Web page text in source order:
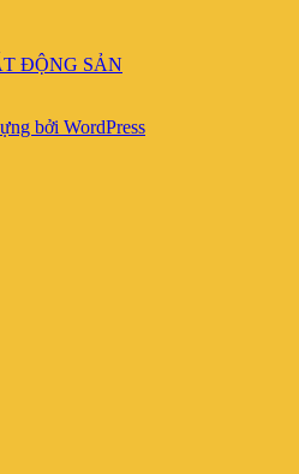
ĐỘNG SẢN
bởi WordPress